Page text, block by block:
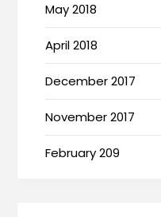
May 2018
April 2018
December 2017
November 2017
February 209